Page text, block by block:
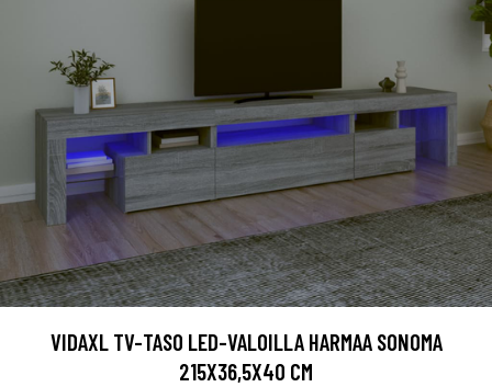
VIDAXL TV-TASO LED-VALOILLA HARMAA SONOMA
215X36,5X40 CM